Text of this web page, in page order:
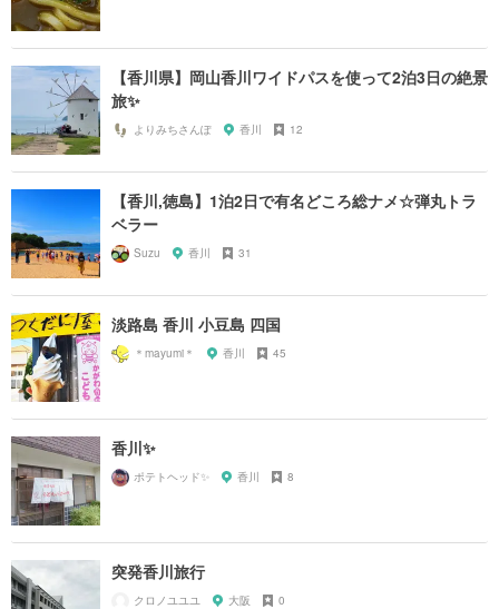
【香川県】岡山香川ワイドパスを使って2泊3日の絶景
旅✨
よりみちさんぽ 香川 12
【香川,徳島】1泊2日で有名どころ総ナメ☆弾丸トラ
ベラー
Suzu 香川 31
淡路島 香川 小豆島 四国
＊mayumi＊ 香川 45
香川✨
ポテトヘッド✨ 香川 8
突発香川旅行
クロノユユユ 大阪 0